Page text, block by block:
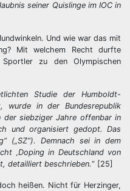
seiner Quislinge im IOC in
Und wie war das mit
Mit welchem Recht durfte
Sportler zu den Olympischen
Studie der Humboldt-
wurde in der Bundesrepublik
der siebziger Jahre offenbar in
und organisiert gedopt. Das
(„SZ“). Demnach sei in dem
‚Doping in Deutschland von
detailliert beschrieben.“ [25]
heißen. Nicht für Herzinger,